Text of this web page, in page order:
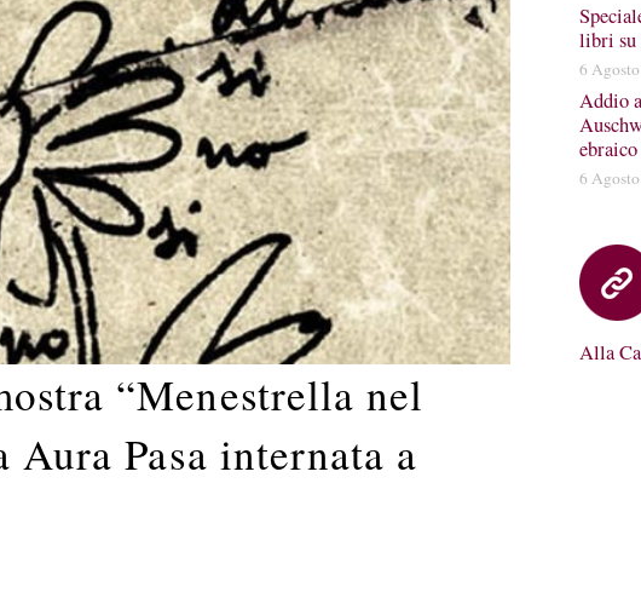
“Menestrella nel
Pasa internata a
libri su
6
Addio
ebraico
6
Alla